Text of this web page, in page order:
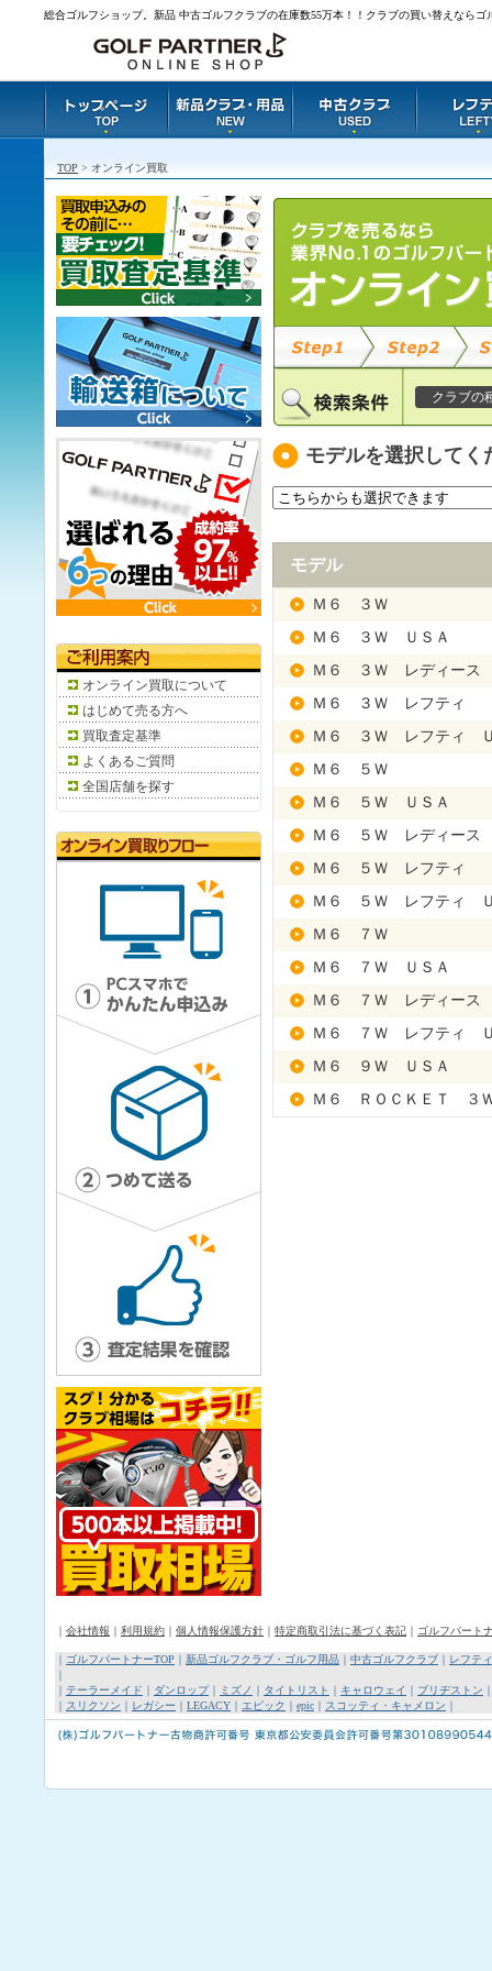
総合ゴルフショップ。新品 中古ゴルフクラブの在庫数55万本！！クラブの買い替えなら
TOP > オンライン買取
クラブの
モデルを選択してく
モデル
Ｍ６ ３Ｗ
Ｍ６ ３Ｗ ＵＳＡ
Ｍ６ ３Ｗ レディース
Ｍ６ ３Ｗ レフティ
Ｍ６ ３Ｗ レフティ
Ｍ６ ５Ｗ
Ｍ６ ５Ｗ ＵＳＡ
Ｍ６ ５Ｗ レディース
Ｍ６ ５Ｗ レフティ
Ｍ６ ５Ｗ レフティ
Ｍ６ ７Ｗ
Ｍ６ ７Ｗ ＵＳＡ
Ｍ６ ７Ｗ レディース
Ｍ６ ７Ｗ レフティ
Ｍ６ ９Ｗ ＵＳＡ
Ｍ６ ＲＯＣＫＥＴ ３
オンライン買取について
はじめて売る方へ
買取査定基準
よくあるご質問
全国店舗を探す
｜ 会社情報 ｜ 利用規約 ｜ 個人情報保護方針 ｜ 特定商取引法に基づく表記 ｜ ゴルフパート
｜ ゴルフパートナーTOP ｜ 新品ゴルフクラブ・ゴルフ用品 ｜ 中古ゴルフクラブ ｜ レフテ
｜
｜ テーラーメイド ｜ ダンロップ｜ ミズノ ｜ タイトリスト ｜ キャロウェイ ｜ ブリヂストン
｜ スリクソン ｜ レガシー ｜ LEGACY ｜ エピック ｜ epic ｜ スコッティ・キャメロン ｜